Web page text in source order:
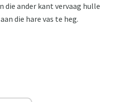
die ander kant vervaag hulle
die hare vas te heg.